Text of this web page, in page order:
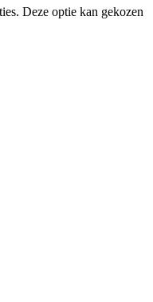
Deze optie kan gekozen